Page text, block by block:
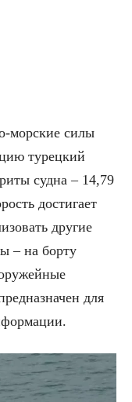
морские силы
турецкий
судна – 14,79
достигает
другие
– на борту
для